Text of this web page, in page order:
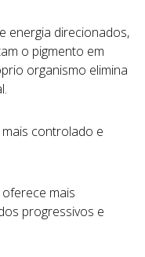
energia direcionados,
o pigmento em
organismo elimina
controlado e
mais
progressivos e